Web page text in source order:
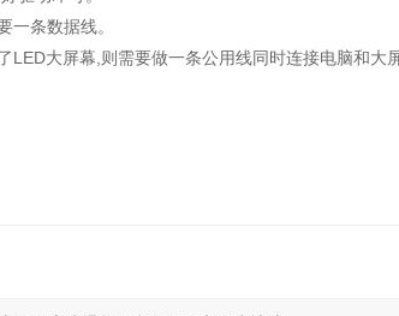
条数据线。
大屏幕,则需要做一条公用线同时连接电脑和大